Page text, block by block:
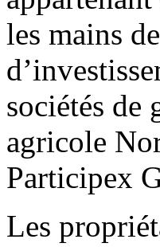
les mains
sociétés de
agricole
Participex
Les